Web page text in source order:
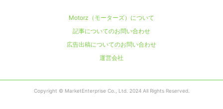
Motorz（モーターズ）について
記事についてのお問い合わせ
広告出稿についてのお問い合わせ
運営会社
Copyright © MarketEnterprise Co., Ltd. 2024 All Rights Reserved.